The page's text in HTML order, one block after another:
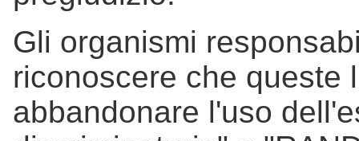
Gli organismi
riconoscere che queste
abbandonare l'uso